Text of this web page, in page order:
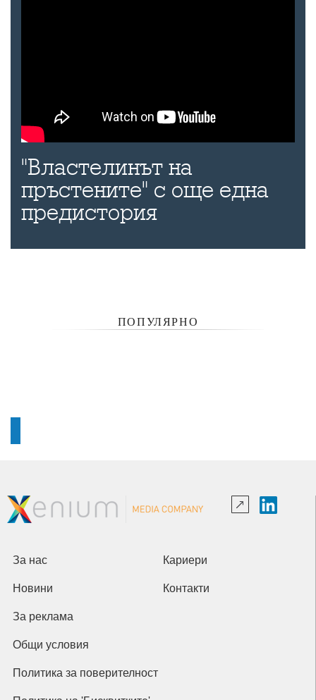
"Властелинът на
пръстените" с още една
предистория
ПОПУЛЯРНО
За нас Кариери
Новини Контакти
За реклама
Общи условия
Политика за поверителност